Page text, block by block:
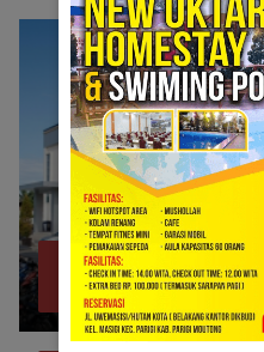
Bank Sulteng
Refund Asuransi